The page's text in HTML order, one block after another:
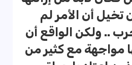
أن الأمر لم
.. ولكن الواقع أن
مواجهة مع كثير من